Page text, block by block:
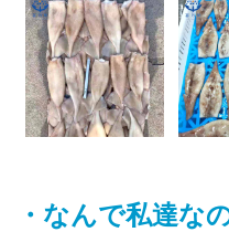
・なんで私達な